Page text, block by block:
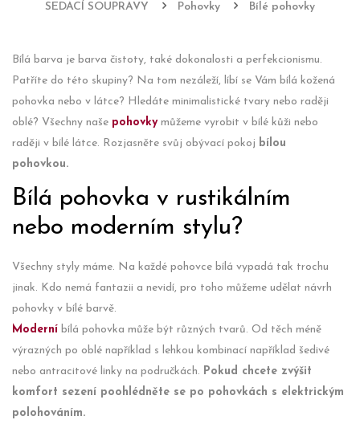
SEDACÍ SOUPRAVY Pohovky Bílé pohovky
Bílá barva je barva čistoty, také dokonalosti a perfekcionismu.
Patříte do této skupiny? Na tom nezáleží, líbí se Vám bílá kožená
pohovka nebo v látce? Hledáte minimalistické tvary nebo raději
oblé? Všechny naše pohovkymůžeme vyrobit v bílé kůži nebo
raději v bílé látce. Rozjasněte svůj obývací pokoj bílou
pohovkou.
Bílá pohovka v rustikálním
nebo moderním stylu?
Všechny styly máme. Na každé pohovce bílá vypadá tak trochu
jinak. Kdo nemá fantazii a nevidí, pro toho můžeme udělat návrh
pohovky v bílé barvě.
Moderní bílá pohovka může být různých tvarů. Od těch méně
výrazných po oblé například s lehkou kombinací například šedivé
nebo antracitové linky na područkách. Pokud chcete zvýšit
komfort sezení poohlédněte se po pohovkách s elektrickým
polohováním.